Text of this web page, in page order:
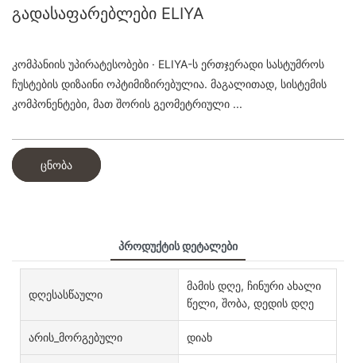
გადასაფარებლები ELIYA
კომპანიის უპირატესობები · ELIYA-ს ერთჯერადი სასტუმროს
ჩუსტების დიზაინი ოპტიმიზირებულია. მაგალითად, სისტემის
კომპონენტები, მათ შორის გეომეტრიული ...
ცნობა
Პროდუქტის Დეტალები
Დღესასწაული
მამის დღე, ჩინური ახალი
წელი, შობა, დედის დღე
Არის_მორგებული დიახ